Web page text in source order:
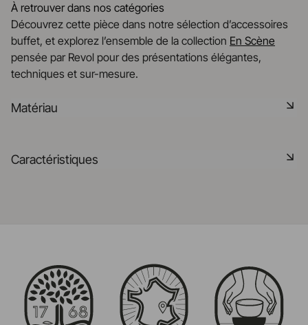
À retrouver dans nos catégories
Découvrez cette pièce dans notre sélection d’accessoires
buffet, et explorez l’ensemble de la collection En Scène
pensée par Revol pour des présentations élégantes,
techniques et sur-mesure.
Matériau
texture, apportant une élégance intemporelle à toute table.
Caractéristiques